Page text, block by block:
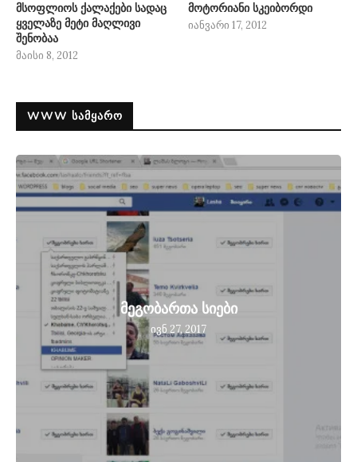
მსოფლიოს ქალაქები სადაც
ყველაზე მეტი მაღლივი
შენობაა
მაისი 8, 2012
მოტორიანი სკეიბორდი
იანვარი 17, 2012
WWW ᲡᲐᲛᲧᲐᲠᲝ
მეგობართა სიები
ივნ 27, 2017